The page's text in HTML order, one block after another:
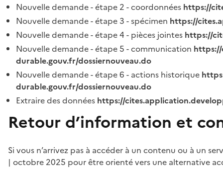
Nouvelle demande - étape 2 - coordonnées https://
Nouvelle demande - étape 3 - spécimen https://
Nouvelle demande - étape 4 - pièces jointes https://
Nouvelle demande - étape 5 - communication
durable.gouv.fr/dossiernouveau.do
Nouvelle demande - étape 6 - actions historique
durable.gouv.fr/dossiernouveau.do
Extraire des données https://
Retour d’information et
Si vous n’arrivez pas à accéder à un contenu ou à un
| octobre 2025 pour être orienté vers une alternative